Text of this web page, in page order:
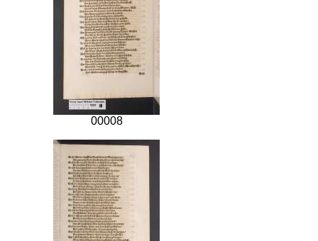
00008